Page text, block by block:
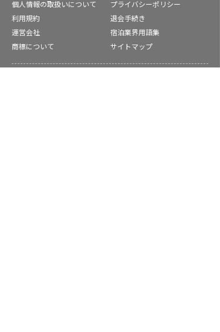
個人情報の取扱いについて
プライバシーポリシー
利用規約
退会手続き
運営会社
宿泊業界用語集
商標について
サイトマップ